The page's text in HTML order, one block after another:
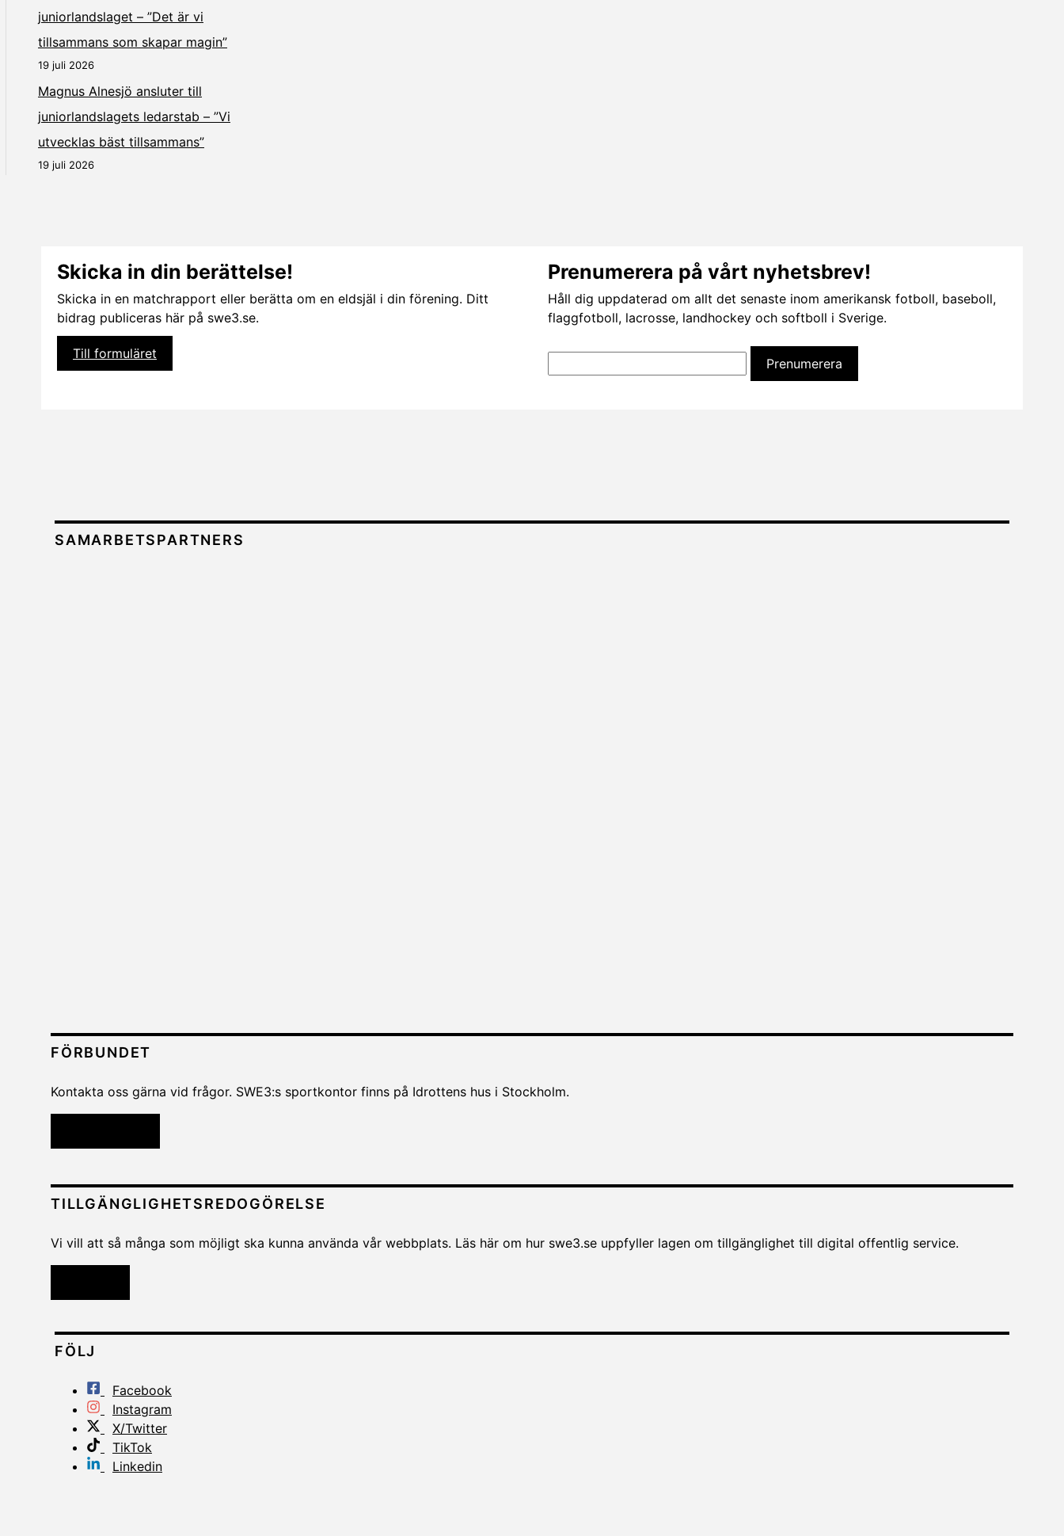
juniorlandslaget – ”Det är vi
tillsammans som skapar magin”
19 juli 2026
Magnus Alnesjö ansluter till
juniorlandslagets ledarstab – ”Vi
utvecklas bäst tillsammans”
19 juli 2026
Skicka in din berättelse!
Skicka in en matchrapport eller berätta om en eldsjäl i din förening. Ditt
bidrag publiceras här på swe3.se.
Till formuläret
Prenumerera på vårt nyhetsbrev!
Håll dig uppdaterad om allt det senaste inom amerikansk fotboll, baseboll,
flaggfotboll, lacrosse, landhockey och softboll i Sverige.
SAMARBETSPARTNERS
FÖRBUNDET
Kontakta oss gärna vid frågor. SWE3:s sportkontor finns på Idrottens hus i Stockholm.
TILLGÄNGLIGHETSREDOGÖRELSE
Vi vill att så många som möjligt ska kunna använda vår webbplats. Läs här om hur swe3.se uppfyller lagen om tillgänglighet till digital offentlig service.
FÖLJ
Facebook
Instagram
X/Twitter
TikTok
Linkedin